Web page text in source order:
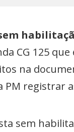
CG 125
na
PM registrar
sem